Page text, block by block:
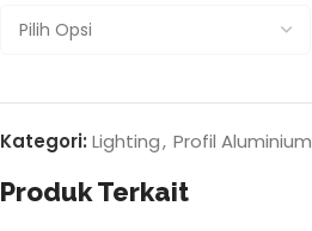
Kategori: Lighting, Profil Aluminium
Produk Terkait